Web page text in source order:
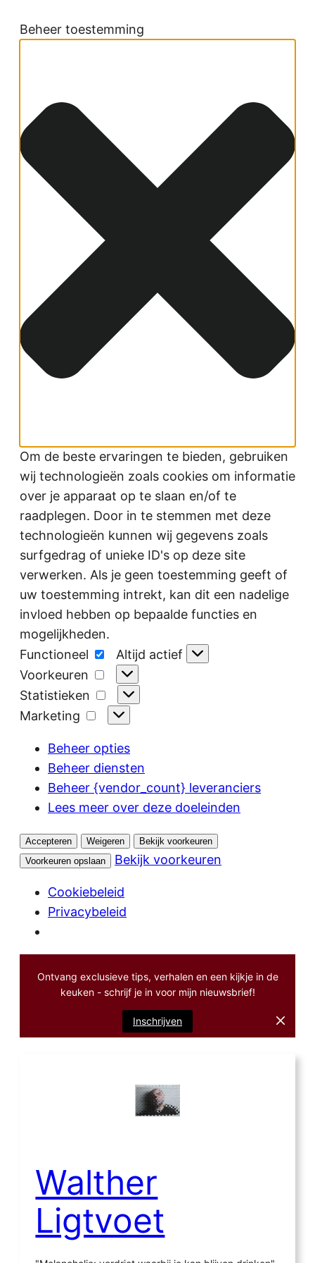
Beheer toestemming
Om de beste ervaringen te bieden, gebruiken
wij technologieën zoals cookies om informatie
over je apparaat op te slaan en/of te
raadplegen. Door in te stemmen met deze
technologieën kunnen wij gegevens zoals
surfgedrag of unieke ID's op deze site
verwerken. Als je geen toestemming geeft of
uw toestemming intrekt, kan dit een nadelige
invloed hebben op bepaalde functies en
mogelijkheden.
Functioneel
Functioneel
Altijd actief
Voorkeuren
Voorkeuren
Statistieken
Statistieken
Marketing
Marketing
Beheer opties
Beheer diensten
Beheer {vendor_count} leveranciers
Lees meer over deze doeleinden
Accepteren Weigeren
Bekijk voorkeuren
Voorkeuren opslaan
Bekijk voorkeuren
Cookiebeleid
Privacybeleid
Ontvang exclusieve tips, verhalen en een kijkje in de
keuken - schrijf je in voor mijn nieuwsbrief!
Inschrijven
Walther
Ligtvoet